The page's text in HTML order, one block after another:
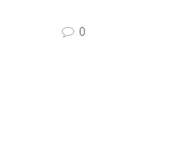
0